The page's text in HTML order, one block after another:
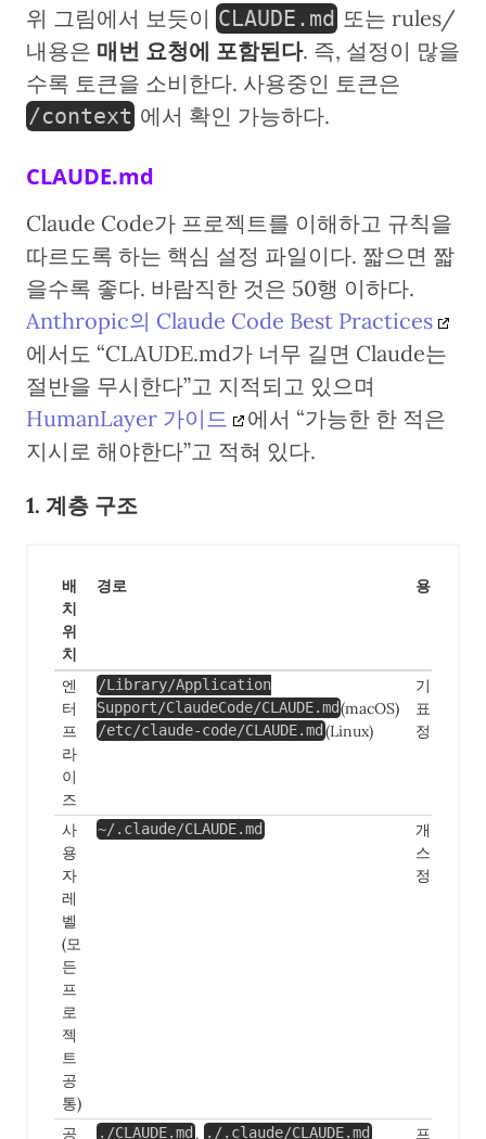
위 그림에서 보듯이 CLAUDE.md 또는 rules/
내용은 매번 요청에 포함된다. 즉, 설정이 많을
수록 토큰을 소비한다. 사용중인 토큰은
/context 에서 확인 가능하다.
CLAUDE.md
Claude Code가 프로젝트를 이해하고 규칙을
따르도록 하는 핵심 설정 파일이다. 짧으면 짧
을수록 좋다. 바람직한 것은 50행 이하다.
Anthropic의 Claude Code Best Practices
에서도 “CLAUDE.md가 너무 길면 Claude는
절반을 무시한다”고 지적되고 있으며
HumanLayer 가이드
에서 “가능한 한 적은
지시로 해야한다”고 적혀 있다.
1. 계층 구조
배
치
위
치
경로 용도
엔
터
프
라
이
즈
/Library/Application
Support/ClaudeCode/CLAUDE.md (macOS)
/etc/claude-code/CLAUDE.md (Linux)
기업 코딩
표준, 보안
정책
사
용
자
레
벨
(모
든
프
로
젝
트
공
통)
~/.claude/CLAUDE.md
개인 코드
스타일 설
정
공 ./CLAUDE.md , ./.claude/CLAUDE.md 프로젝트